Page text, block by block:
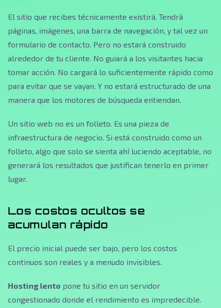
El sitio que recibes técnicamente existirá. Tendrá
páginas, imágenes, una barra de navegación, y tal vez un
formulario de contacto. Pero no estará construido
alrededor de tu cliente. No guiará a los visitantes hacia
tomar acción. No cargará lo suficientemente rápido como
para evitar que se vayan. Y no estará estructurado de una
manera que los motores de búsqueda entiendan.
Un sitio web no es un folleto. Es una pieza de
infraestructura de negocio. Si está construido como un
folleto, algo que solo se sienta ahí luciendo aceptable, no
generará los resultados que justifican tenerlo en primer
lugar.
Los costos ocultos se
acumulan rápido
El precio inicial puede ser bajo, pero los costos
continuos son reales y a menudo invisibles.
Hosting lento pone tu sitio en un servidor
congestionado donde el rendimiento es impredecible.